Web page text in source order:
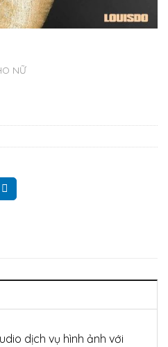
NỮ
dịch vụ hình ảnh với